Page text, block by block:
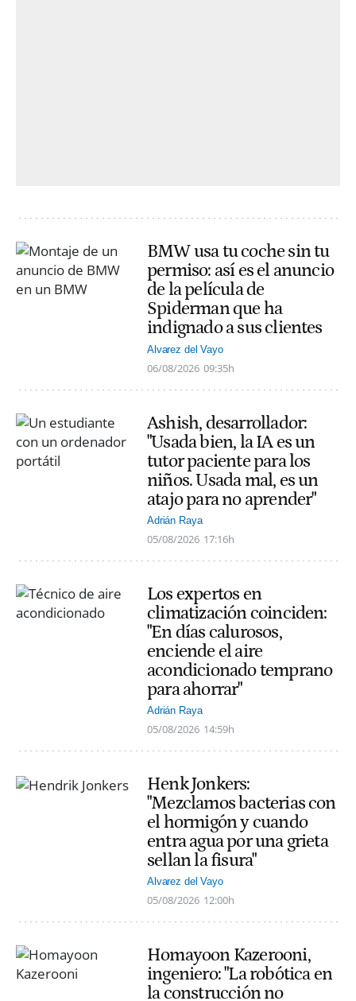
BMW usa tu coche sin tu
permiso: así es el anuncio
de la película de
Spiderman que ha
indignado a sus clientes
Alvarez del Vayo
06/08/2026 09:35h
Ashish, desarrollador:
"Usada bien, la IA es un
tutor paciente para los
niños. Usada mal, es un
atajo para no aprender"
Adrián Raya
05/08/2026 17:16h
Los expertos en
climatización coinciden:
"En días calurosos,
enciende el aire
acondicionado temprano
para ahorrar"
Adrián Raya
05/08/2026 14:59h
Henk Jonkers:
"Mezclamos bacterias con
el hormigón y cuando
entra agua por una grieta
sellan la fisura"
Alvarez del Vayo
05/08/2026 12:00h
Homayoon Kazerooni,
ingeniero: "La robótica en
la construcción no